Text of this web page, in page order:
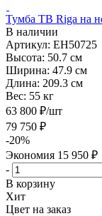
Тумба ТВ Riga на
В наличии
Артикул: EH50725
Высота: 50.7 см
Ширина: 47.9 см
Длина: 209.3 см
Вес: 55 кг
63 800 ₽/шт
79 750 ₽
-20%
Экономия 15 950 ₽
-
В корзину
Хит
Цвет на заказ